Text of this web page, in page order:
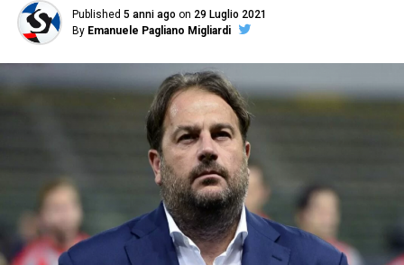
Published 5 anni ago on 29 Luglio 2021
By Emanuele Pagliano Migliardi